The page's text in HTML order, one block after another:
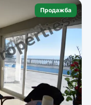
Продажба